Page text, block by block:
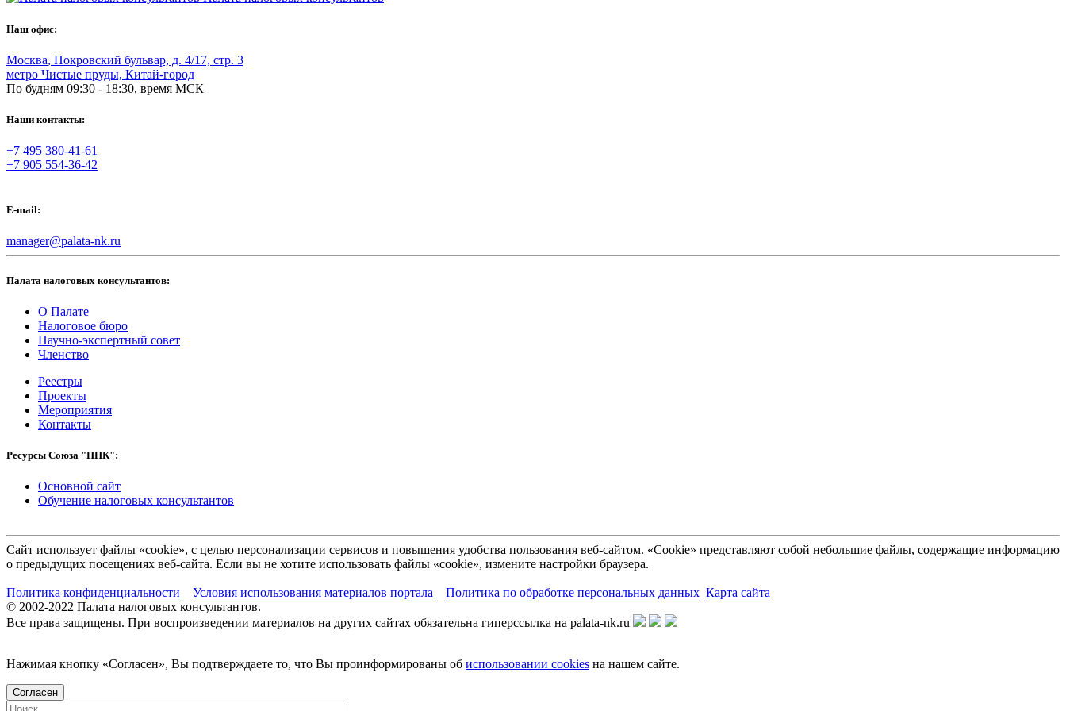
Наш офис:
Москва, Покровский бульвар, д. 4/17, стр. 3
метро Чистые пруды, Китай-город
По будням 09:30 - 18:30, время МСК
Наши контакты:
+7 495 380-41-61
+7 905 554-36-42
E-mail:
manager@palata-nk.ru
Палата налоговых консультантов:
О Палате
Налоговое бюро
Научно-экспертный совет
Членство
Реестры
Проекты
Мероприятия
Контакты
Ресурсы Союза "ПНК":
Основной сайт
Обучение налоговых консультантов
Сайт использует файлы «cookie», с целью персонализации сервисов и повышения удобства пользования веб-сайтом. «Cookie» представляют собой небольшие файлы, содержащие информацию
о предыдущих посещениях веб-сайта. Если вы не хотите использовать файлы «cookie», измените настройки браузера.
Политика конфиденциальности Условия использования материалов портала Политика по обработке персональных данных Карта сайта
© 2002-2022 Палата налоговых консультантов.
Все права защищены. При воспроизведении материалов на других сайтах обязательна гиперссылка на palata-nk.ru
Нажимая кнопку «Согласен», Вы подтверждаете то, что Вы проинформированы об использовании cookies на нашем сайте.
Согласен